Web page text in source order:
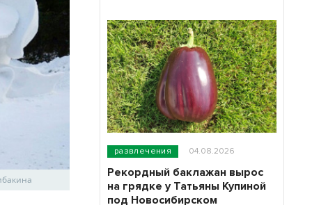
развлечения 04.08.2026
Рекордный баклажан вырос
на грядке у Татьяны Купиной
под Новосибирском